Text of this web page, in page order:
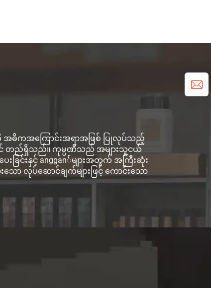
ကို အဓိကအကြောင်းအရာအဖြစ် ပြုလုပ်သည့်
စ်တွင် တည်ရှိသည်။ ကုမ္ပဏီသည် အများသူငယ်
းခြင်းနှင့် anggan်များအတွက် အကြီးဆုံး
ာ လုပ်ဆောင်ချက်များဖြင့် ကောင်းသော